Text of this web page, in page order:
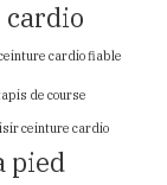
cardio
cardio fiable
de course
ceinture cardio
pied